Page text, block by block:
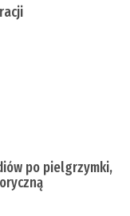
po pielgrzymki,